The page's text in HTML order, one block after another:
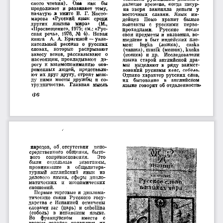
сного  чтения).
Она как
бы
продолжает  и  развивает  тему,
начатую  в  книге  В.  Г.  Косто­
марова
«Русский  язык
среди
других
языков мира»
(М.,
«Просвещение»,  1975;  см.: «Рус­
ская  речь»,  1976,  No  4).  Новая
книга
А.  А.  Брагиной — увле­
кательный  рассказ  о  русских
словах,
которые
раскрывают
завесу  веков,  рассказывают  о
настоящем,  прокладывают
до­
рогу  к  взаимопониманию  сов­
ременных  людей,  представля­
ют  их  друг  другу,  строят  меж­
ду  ними  мосты  дружбы  и  со­
трудничества.
Главная  мысль
далекие  времена,  когда  шкур­
ка  зверя
заменяла
деньги  у
восточных
славян. Язык
ин­
дейцев
Помо хранит
былые
контакты  с  русскими
перво­
проходцами.
Русские
несли
свои  предметы  и  названия,  во­
шедшие  в  быт индейских  пле­
мен:
logka (ложка),
caska
(чашка), musik  (мешок), kuska
(кошка)  и  др.
Исследователи
языка  старой  английской  дра­
мы
выделяют  в  ряду  заимст­
вований  русизмы  в вас, соболь.
Однако  характер  русских  слов,
их
бытование в
английском
языке  говорит об отдаленности*
136
народов,  о б . отсутствии
непо­
средственного  общения,  быто­
вого
соприкосновения.
Это
были
отдельные
экзотизмы,
проникавшие
в
общелитера­
турный  английский
язык
из
делового  языка,  сферы  дипло­
матических
и
экономических
сношений.
Первые  торговые  и  диплома­
тические  связи  Русского  госу­
дарства  с  Испанией  отмечены
словами  zar  (царь)  и  cebellina
(соболь)
в  испанском
языке.
Во
французском вместе
с